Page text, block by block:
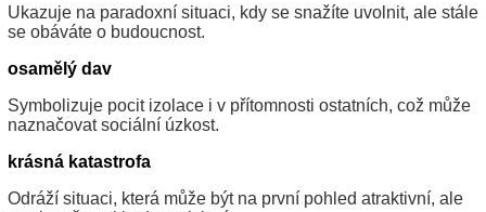
Ukazuje na paradoxní situaci, kdy se snažíte uvolnit, ale stále
se obáváte o budoucnost.
osamělý dav
Symbolizuje pocit izolace i v přítomnosti ostatních, což může
naznačovat sociální úzkost.
krásná katastrofa
Odráží situaci, která může být na první pohled atraktivní, ale